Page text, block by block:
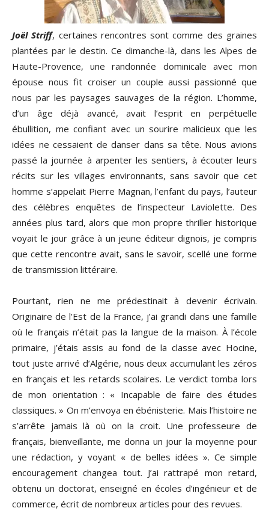
Joël Striff, certaines rencontres sont comme des graines
plantées par le destin. Ce dimanche-là, dans les Alpes de
Haute-Provence, une randonnée dominicale avec mon
épouse nous fit croiser un couple aussi passionné que
nous par les paysages sauvages de la région. L’homme,
d’un âge déjà avancé, avait l’esprit en perpétuelle
ébullition, me confiant avec un sourire malicieux que les
idées ne cessaient de danser dans sa tête. Nous avions
passé la journée à arpenter les sentiers, à écouter leurs
récits sur les villages environnants, sans savoir que cet
homme s’appelait Pierre Magnan, l’enfant du pays, l’auteur
des célèbres enquêtes de l’inspecteur Laviolette. Des
années plus tard, alors que mon propre thriller historique
voyait le jour grâce à un jeune éditeur dignois, je compris
que cette rencontre avait, sans le savoir, scellé une forme
de transmission littéraire.
Pourtant, rien ne me prédestinait à devenir écrivain.
Originaire de l’Est de la France, j’ai grandi dans une famille
où le français n’était pas la langue de la maison. À l’école
primaire, j’étais assis au fond de la classe avec Hocine,
tout juste arrivé d’Algérie, nous deux accumulant les zéros
en français et les retards scolaires. Le verdict tomba lors
de mon orientation : « Incapable de faire des études
classiques. » On m’envoya en ébénisterie. Mais l’histoire ne
s’arrête jamais là où on la croit. Une professeure de
français, bienveillante, me donna un jour la moyenne pour
une rédaction, y voyant « de belles idées ». Ce simple
encouragement changea tout. J’ai rattrapé mon retard,
obtenu un doctorat, enseigné en écoles d’ingénieur et de
commerce, écrit de nombreux articles pour des revues.